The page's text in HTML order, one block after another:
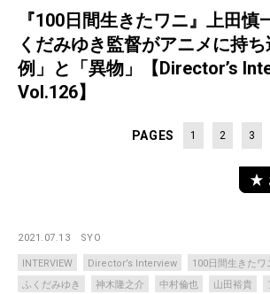
『100日間生きたワニ』上田慎
くだみゆき監督がアニメに持
例」と「異物」【Director’s
Vol.126】
PAGES 1 2 3
2021.07.13 SYO
INTERVIEW Director’s Interview 100⽇間⽣きたワ
ふくだみゆき
神木隆之介 中村倫也 山田裕貴